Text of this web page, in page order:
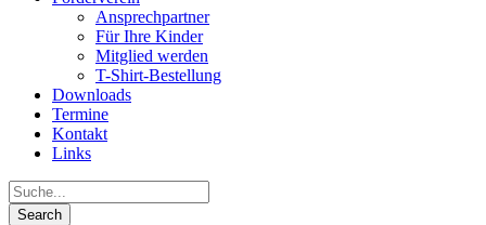
Ansprechpartner
Für Ihre Kinder
Mitglied werden
T-Shirt-Bestellung
Downloads
Termine
Kontakt
Links